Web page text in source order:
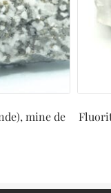
mine de